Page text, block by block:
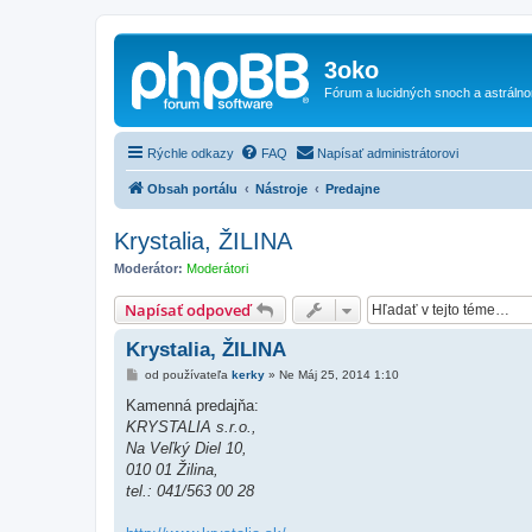
3oko
Fórum a lucidných snoch a
Rýchle odkazy FAQ Napísať administrátorovi
Obsah portálu Nástroje Predajne
Krystalia, ŽILINA
Moderátor: Moderátori
Napísať odpoveď
Krystalia, ŽILINA
P
í
p
e
o
k
od používateľa kerky» Ne Máj 25, 2014 1:10
Kamenná predajňa:
KRYSTALIA s.r.o.,
Na Veľký Diel 10,
010 01 Žilina,
tel.: 041/563 00 28